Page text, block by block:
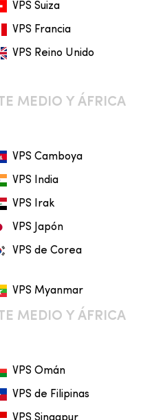
VPS Suiza
VPS Francia
VPS Reino Unido
MEDIO Y ÁFRICA
VPS Camboya
VPS India
VPS Irak
VPS Japón
VPS de Corea
VPS Myanmar
MEDIO Y ÁFRICA
VPS Omán
VPS de Filipinas